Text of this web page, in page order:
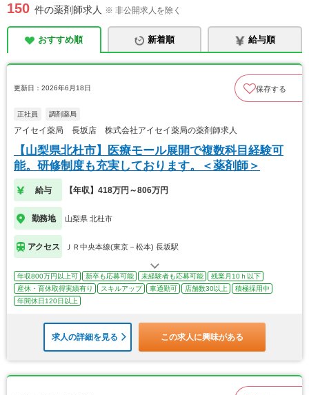
150 件の薬剤師求人 ※ 非公開求人を除く
おすすめ順 新着順 給与順
更新日：2026年6月18日 保存する
正社員 調剤薬局
アイセイ薬局 長坂店 株式会社アイセイ薬局の薬剤師求人
【山梨県北杜市】医療モール展開で複数科目経験可
能。研修制度も充実しております。＜薬剤師＞
給与 【年収】418万円～806万円
勤務地 山梨県 北杜市
アクセス ＪＲ中央本線(東京－松本) 長坂駅
年収800万円以上可 新卒も応募可能 未経験者も応募可能
残業月10ｈ以下
産休・育休取得実績有り
スキルアップ 車通勤可 店舗数30以上
積極採用中
年間休日120日以上
求人の詳細を見る この求人に興味がある